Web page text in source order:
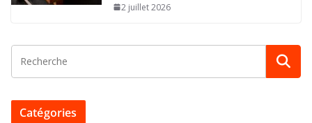
2 juillet 2026
Catégories